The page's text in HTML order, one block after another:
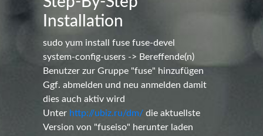
Installation
sudo yum install fuse fuse-devel
system-config-users -> Bereffende(n)
Benutzer zur Gruppe "fuse" hinzufügen
Ggf. abmelden und neu anmelden damit
dies auch aktiv wird
Unter http://ubiz.ru/dm/ die aktuellste
Version von "fuseiso" herunter laden